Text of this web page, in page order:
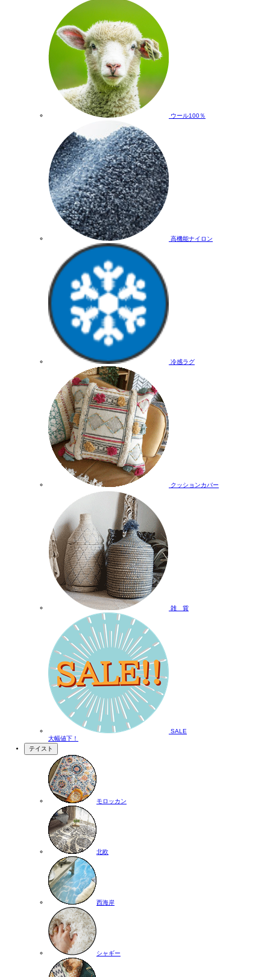
ウール100％
高機能ナイロン
冷感ラグ
クッションカバー
雑 貨
SALE
大幅値下！
テイスト
モロッカン
北欧
西海岸
シャギー